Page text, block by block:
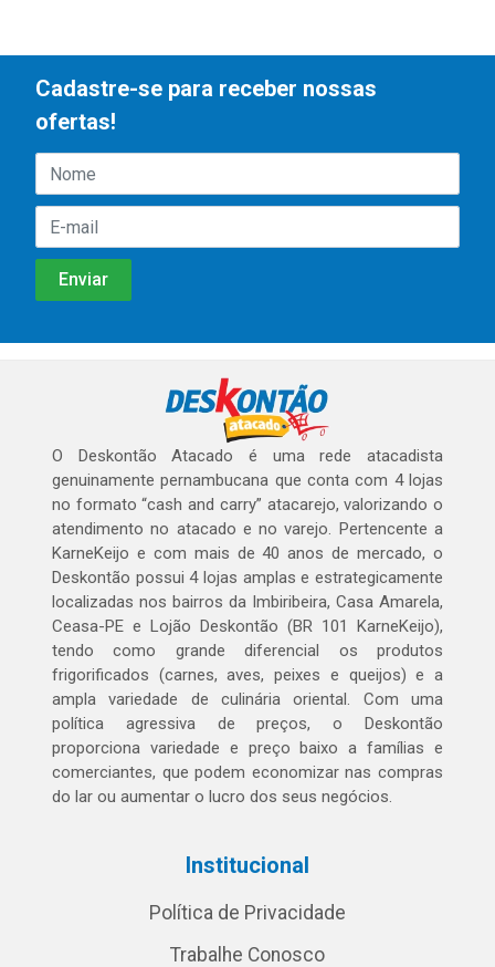
Cadastre-se para receber nossas
ofertas!
O Deskontão Atacado é uma rede atacadista
genuinamente pernambucana que conta com 4 lojas
no formato “cash and carry” atacarejo, valorizando o
atendimento no atacado e no varejo. Pertencente a
KarneKeijo e com mais de 40 anos de mercado, o
Deskontão possui 4 lojas amplas e estrategicamente
localizadas nos bairros da Imbiribeira, Casa Amarela,
Ceasa-PE e Lojão Deskontão (BR 101 KarneKeijo),
tendo como grande diferencial os produtos
frigorificados (carnes, aves, peixes e queijos) e a
ampla variedade de culinária oriental. Com uma
política agressiva de preços, o Deskontão
proporciona variedade e preço baixo a famílias e
comerciantes, que podem economizar nas compras
do lar ou aumentar o lucro dos seus negócios.
Institucional
Política de Privacidade
Trabalhe Conosco